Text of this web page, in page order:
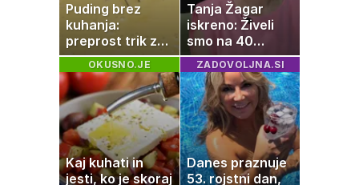
Puding brez
kuhanja:
preprost trik za
pripravo v le
nekaj minutah
Tanja Žagar
iskreno: Živeli
smo na 40
kvadratih, a
imela sem vse,
kar otrok
potrebuje
OKUSNO.JE
Kaj kuhati in
jesti, ko je skoraj
ZADOVOLJNA.SI
Danes praznuje
53. rojstni dan,